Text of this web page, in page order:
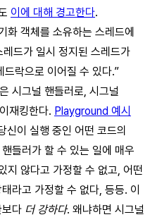
이에 대해 경고한다.
객체를 소유하는 스레드에
드가 일시 정지된 스레드가
락으로 이어질 수 있다.”
시그널 핸들러로, 시그널
재킹한다. Playground 예시
신이 실행 중인 어떤 코드의
들러가 할 수 있는 일에 매우
지 않다고 가정할 수 없고, 어떤
라고 가정할 수 없다, 등등. 이
다 더 강하다. 왜냐하면 시그널